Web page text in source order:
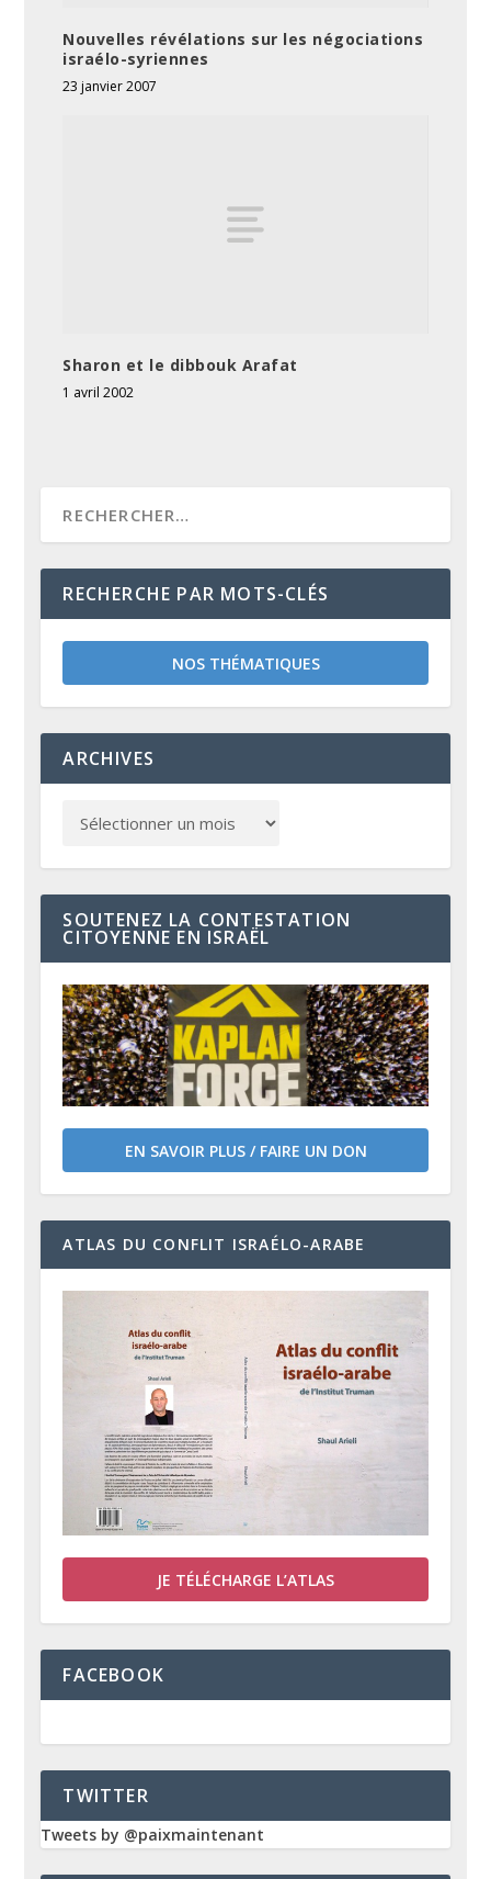
Nouvelles révélations sur les négociations
israélo-syriennes
23 janvier 2007
Sharon et le dibbouk Arafat
1 avril 2002
RECHERCHE PAR MOTS-CLÉS
NOS THÉMATIQUES
ARCHIVES
SOUTENEZ LA CONTESTATION
CITOYENNE EN ISRAËL
EN SAVOIR PLUS / FAIRE UN DON
ATLAS DU CONFLIT ISRAÉLO-ARABE
JE TÉLÉCHARGE L’ATLAS
FACEBOOK
TWITTER
Tweets by @paixmaintenant